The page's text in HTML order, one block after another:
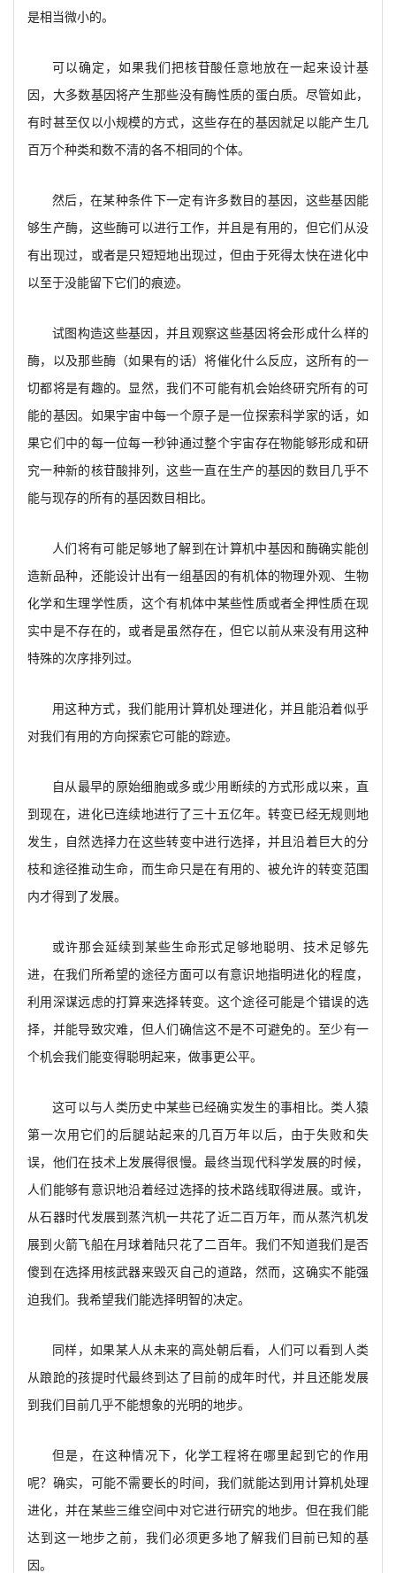
是相当微小的。
可以确定，如果我们把核苷酸任意地放在一起来设计基
因，大多数基因将产生那些没有酶性质的蛋白质。尽管如此，
有时甚至仅以小规模的方式，这些存在的基因就足以能产生几
百万个种类和数不清的各不相同的个体。
然后，在某种条件下一定有许多数目的基因，这些基因能
够生产酶，这些酶可以进行工作，并且是有用的，但它们从没
有出现过，或者是只短短地出现过，但由于死得太快在进化中
以至于没能留下它们的痕迹。
试图构造这些基因，并且观察这些基因将会形成什么样的
酶，以及那些酶（如果有的话）将催化什么反应，这所有的一
切都将是有趣的。显然，我们不可能有机会始终研究所有的可
能的基因。如果宇宙中每一个原子是一位探索科学家的话，如
果它们中的每一位每一秒钟通过整个宇宙存在物能够形成和研
究一种新的核苷酸排列，这些一直在生产的基因的数目几乎不
能与现存的所有的基因数目相比。
人们将有可能足够地了解到在计算机中基因和酶确实能创
造新品种，还能设计出有一组基因的有机体的物理外观、生物
化学和生理学性质，这个有机体中某些性质或者全押性质在现
实中是不存在的，或者是虽然存在，但它以前从来没有用这种
特殊的次序排列过。
用这种方式，我们能用计算机处理进化，并且能沿着似乎
对我们有用的方向探索它可能的踪迹。
自从最早的原始细胞或多或少用断续的方式形成以来，直
到现在，进化已连续地进行了三十五亿年。转变已经无规则地
发生，自然选择力在这些转变中进行选择，并且沿着巨大的分
枝和途径推动生命，而生命只是在有用的、被允许的转变范围
内才得到了发展。
或许那会延续到某些生命形式足够地聪明、技术足够先
进，在我们所希望的途径方面可以有意识地指明进化的程度，
利用深谋远虑的打算来选择转变。这个途径可能是个错误的选
择，并能导致灾难，但人们确信这不是不可避免的。至少有一
个机会我们能变得聪明起来，做事更公平。
这可以与人类历史中某些已经确实发生的事相比。类人猿
第一次用它们的后腿站起来的几百万年以后，由于失败和失
误，他们在技术上发展得很慢。最终当现代科学发展的时候，
人们能够有意识地沿着经过选择的技术路线取得进展。或许，
从石器时代发展到蒸汽机一共花了近二百万年，而从蒸汽机发
展到火箭飞船在月球着陆只花了二百年。我们不知道我们是否
傻到在选择用核武器来毁灭自己的道路，然而，这确实不能强
迫我们。我希望我们能选择明智的决定。
同样，如果某人从未来的高处朝后看，人们可以看到人类
从踉跄的孩提时代最终到达了目前的成年时代，并且还能发展
到我们目前几乎不能想象的光明的地步。
但是，在这种情况下，化学工程将在哪里起到它的作用
呢？确实，可能不需要长的时间，我们就能达到用计算机处理
进化，并在某些三维空间中对它进行研究的地步。但在我们能
达到这一地步之前，我们必须更多地了解我们目前已知的基
因。